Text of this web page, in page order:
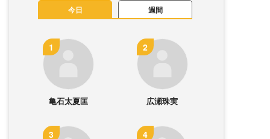
今日 週間
亀石太夏匡 広瀬珠実